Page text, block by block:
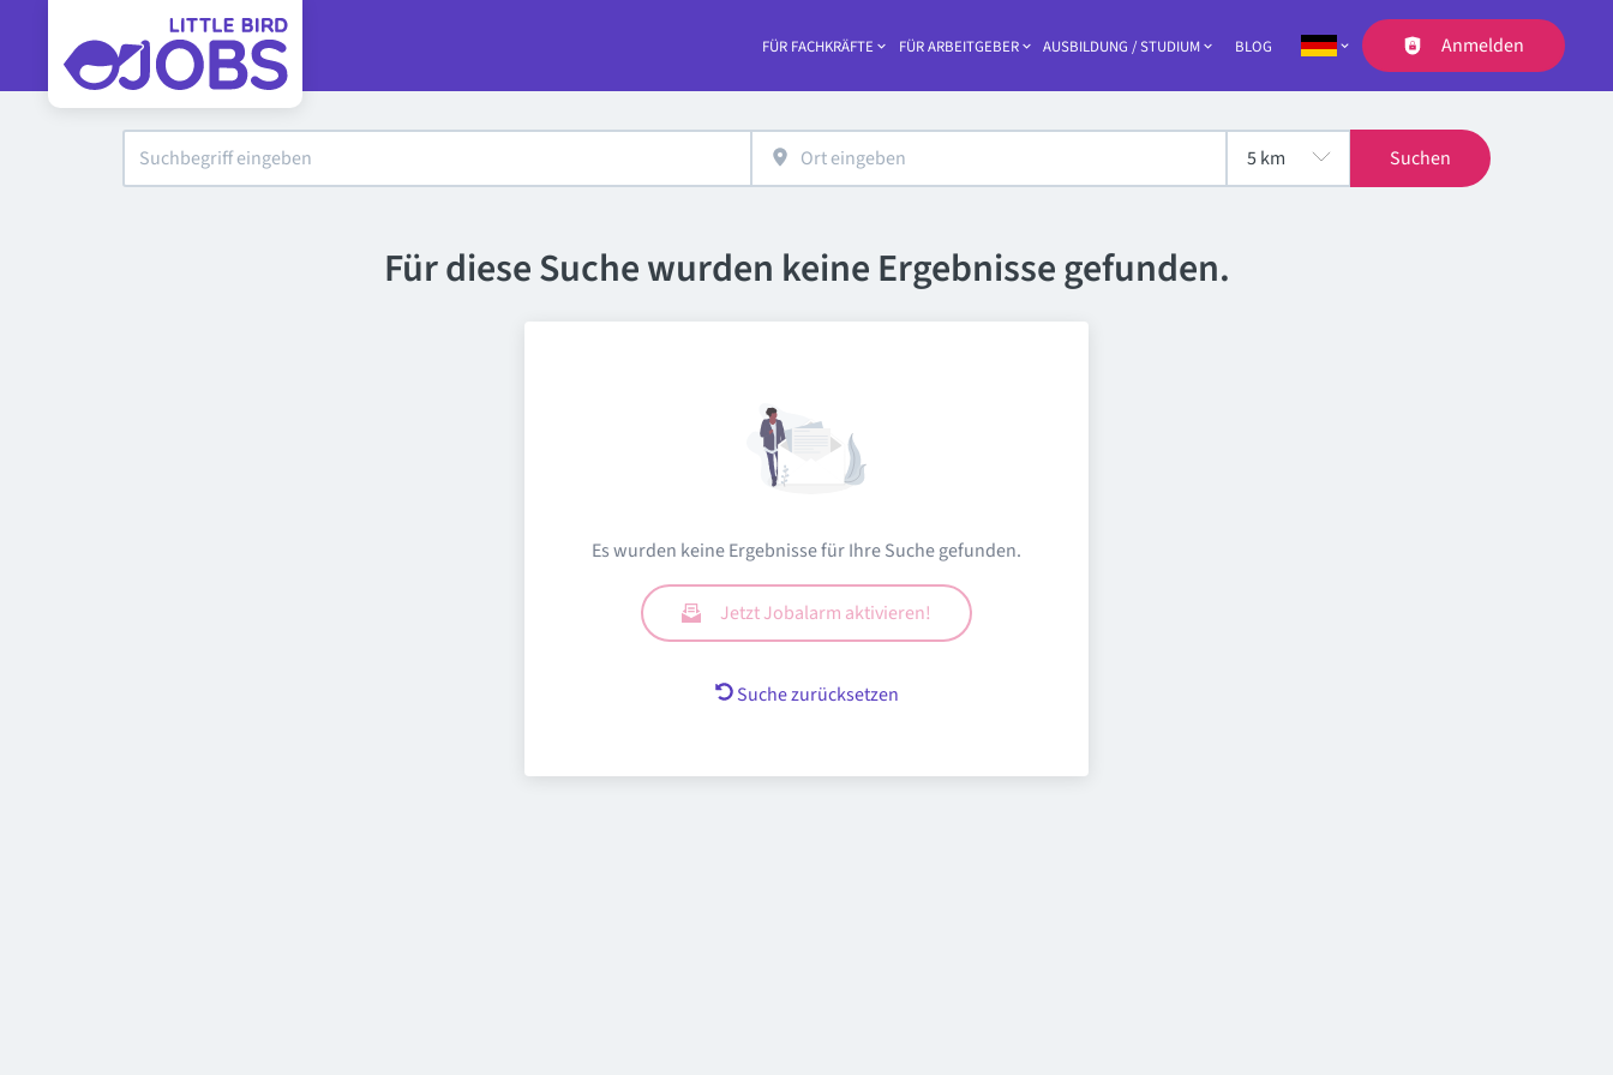
Haupt-Navigation
FÜR FACHKRÄFTE FÜR ARBEITGEBER AUSBILDUNG / STUDIUM BLOG Anmelden
Suchen
Für diese Suche wurden keine Ergebnisse gefunden.
Es wurden keine Ergebnisse für Ihre Suche gefunden.
Jetzt Jobalarm aktivieren!
Suche zurücksetzen